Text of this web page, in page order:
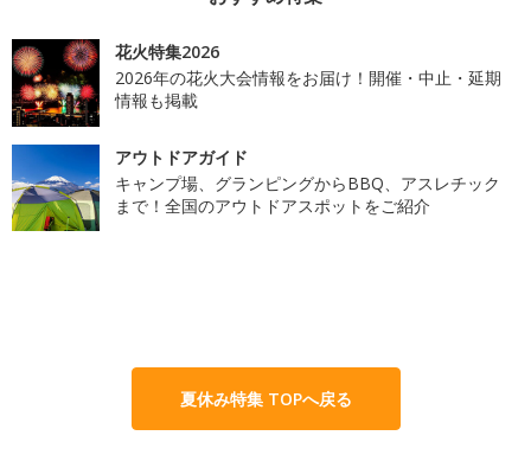
花火特集2026
2026年の花火大会情報をお届け！開催・中止・延期
情報も掲載
アウトドアガイド
キャンプ場、グランピングからBBQ、アスレチック
まで！全国のアウトドアスポットをご紹介
夏休み特集 TOPへ戻る